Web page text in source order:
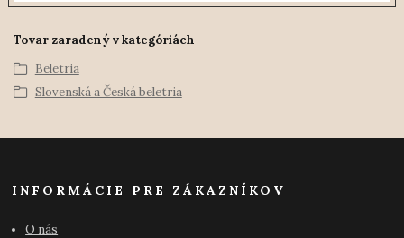
Tovar zaradený v kategóriách
Beletria
Slovenská a Česká beletria
INFORMÁCIE PRE ZÁKAZNÍKOV
O nás